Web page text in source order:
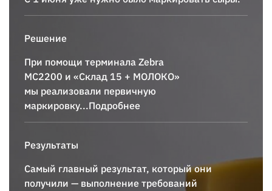
Решение
При помощи терминала Zebra
MC2200 и «Склад 15 + МОЛОКО»
мы реализовали первичную
маркировку...Подробнее
Результаты
Самый главный результат, который они
получили — выполнение требований